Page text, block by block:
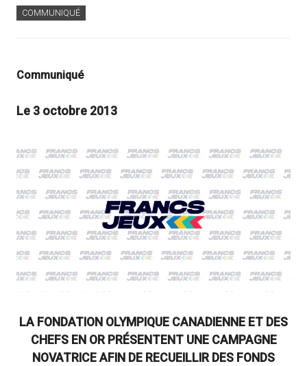
COMMUNIQUÉ
Communiqué
Le 3 octobre 2013
LA FONDATION OLYMPIQUE CANADIENNE ET DES
CHEFS EN OR PRÉSENTENT UNE CAMPAGNE
NOVATRICE AFIN DE RECUEILLIR DES FONDS